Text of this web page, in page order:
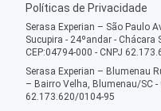
Políticas de Privacidade
Serasa Experian – São Paulo
Sucupira - 24ºandar -
CEP:04794-000 - CNPJ
Serasa Experian – Blumenau
– Bairro Velha, Blumenau/SC -
62.173.620/0104-95